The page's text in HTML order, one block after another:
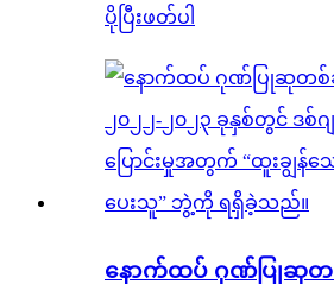
ပိုပြီးဖတ်ပါ
နောက်ထပ် ဂုဏ်ပြုဆုတစ်